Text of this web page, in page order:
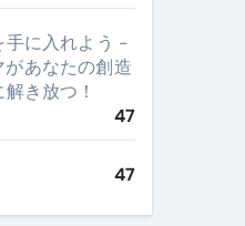
手に入れよう -
あなたの創造
解き放つ！
47
47